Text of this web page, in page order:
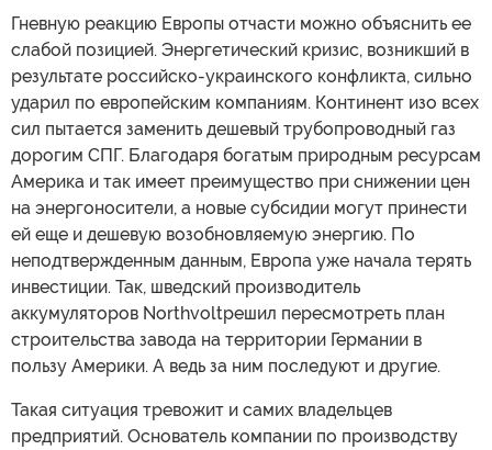
Гневную реакцию Европы отчасти можно объяснить ее
слабой позицией. Энергетический кризис, возникший в
результате российско-украинского конфликта, сильно
ударил по европейским компаниям. Континент изо всех
сил пытается заменить дешевый трубопроводный газ
дорогим СПГ. Благодаря богатым природным ресурсам
Америка и так имеет преимущество при снижении цен
на энергоносители, а новые субсидии могут принести
ей еще и дешевую возобновляемую энергию. По
неподтвержденным данным, Европа уже начала терять
инвестиции. Так, шведский производитель
аккумуляторов Northvoltрешил пересмотреть план
строительства завода на территории Германии в
пользу Америки. А ведь за ним последуют и другие.
Такая ситуация тревожит и самих владельцев
предприятий. Основатель компании по производству